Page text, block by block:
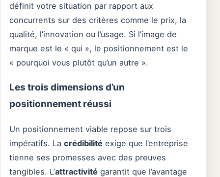
définit votre situation par rapport aux
concurrents sur des critères comme le prix, la
qualité, l’innovation ou l’usage. Si l’image de
marque est le « qui », le positionnement est le
« pourquoi vous plutôt qu’un autre ».
Les trois dimensions d’un
positionnement réussi
Un positionnement viable repose sur trois
impératifs. La crédibilité exige que l’entreprise
tienne ses promesses avec des preuves
tangibles. L’attractivité garantit que l’avantage